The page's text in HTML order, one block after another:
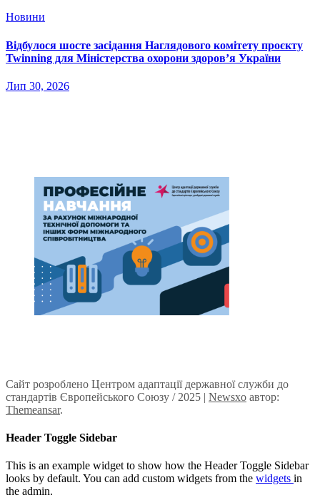
Новини
Відбулося шосте засідання Наглядового комітету проєкту
Twinning для Міністерства охорони здоров’я України
Лип 30, 2026
Сайт розроблено Центром адаптації державної служби до
стандартів Європейського Союзу / 2025 | Newsxo автор:
Themeansar.
Header Toggle Sidebar
This is an example widget to show how the Header Toggle Sidebar
looks by default. You can add custom widgets from the widgets in
the admin.